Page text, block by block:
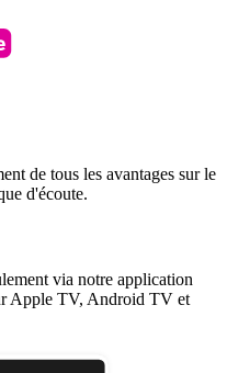
de tous les avantages sur le
d'écoute.
via notre application
Apple TV, Android TV et